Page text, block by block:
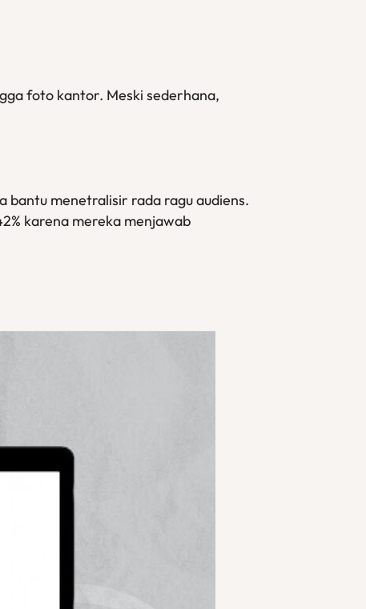
foto kantor. Meski sederhana,
bantu menetralisir rada ragu audiens.
karena mereka menjawab